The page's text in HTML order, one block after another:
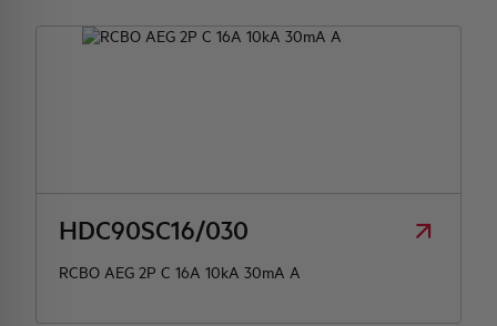
HDC90SC16/030
RCBO AEG 2P C 16A 10kA 30mA A